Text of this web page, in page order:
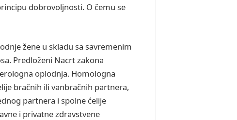
dobrovoljnosti. O čemu se
žene u skladu sa savremenim
Predloženi Nacrt zakona
oplodnja. Homologna
bračnih ili vanbračnih partnera,
partnera i spolne ćelije
i privatne zdravstvene